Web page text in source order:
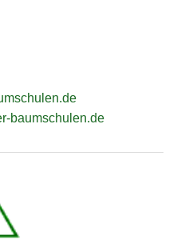
baumschulen.de